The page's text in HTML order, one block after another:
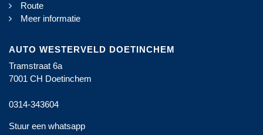
Route
Meer informatie
AUTO WESTERVELD DOETINCHEM
Tramstraat 6a
7001 CH Doetinchem
0314-343604
Stuur een whatsapp